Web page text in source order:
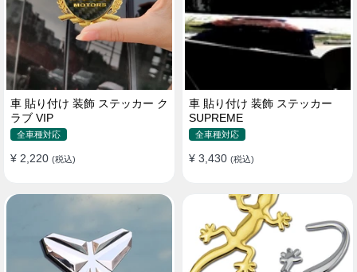
車 貼り付け 装飾 ステッカー ク
ラブ VIP
全車種対応
¥ 2,220 (税込)
車 貼り付け 装飾 ステッカー
SUPREME
全車種対応
¥ 3,430 (税込)